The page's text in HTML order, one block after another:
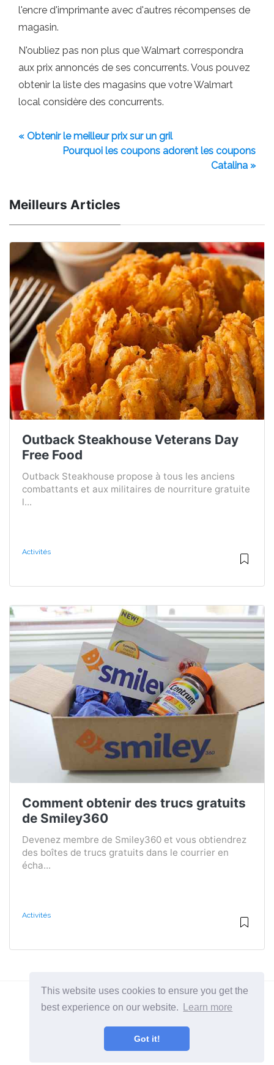
This website uses cookies to ensure you get the
best experience on our website.
Learn more
Got it!
l'encre d'imprimante avec d'autres récompenses de
magasin.
N'oubliez pas non plus que Walmart correspondra
aux prix annoncés de ses concurrents. Vous pouvez
obtenir la liste des magasins que votre Walmart
local considère des concurrents.
« Obtenir le meilleur prix sur un gril
Pourquoi les coupons adorent les coupons
Catalina »
Meilleurs Articles
Outback Steakhouse Veterans Day
Free Food
Outback Steakhouse propose à tous les anciens
combattants et aux militaires de nourriture gratuite
l...
Activités
Comment obtenir des trucs gratuits
de Smiley360
Devenez membre de Smiley360 et vous obtiendrez
des boîtes de trucs gratuits dans le courrier en
écha...
Activités
2026 ©BuruNews
Toutes catégories